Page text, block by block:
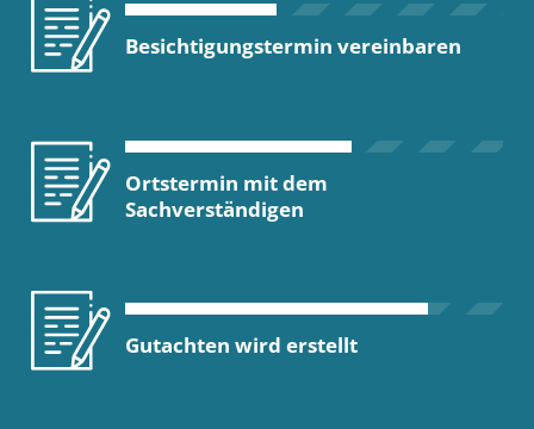
Besichtigungstermin vereinbaren
Ortstermin mit dem
Sachverständigen
Gutachten wird erstellt